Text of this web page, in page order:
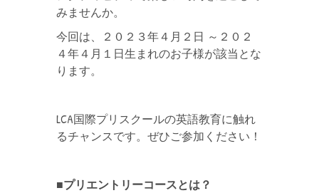
みませんか。
今回は、２０２３年４月２日 ～２０２
４年４月１日生まれのお子様が該当とな
ります。
LCA国際プリスクールの英語教育に触れ
るチャンスです。ぜひご参加ください！
■プリエントリーコースとは？